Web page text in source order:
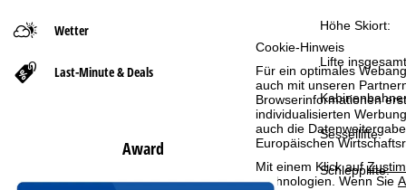
Cookie-Hinweis
Für ein optimales
auch mit unseren
Browserinformationen
individualisierten
auch die
Europäischen
Mit einem Klick auf
Technologien. Wenn Sie
Wetter
Last-Minute & Deals
Award
e
i
t
e
Höhe Skiort:
Lifte
Sessellifte:
Schlepplifte: